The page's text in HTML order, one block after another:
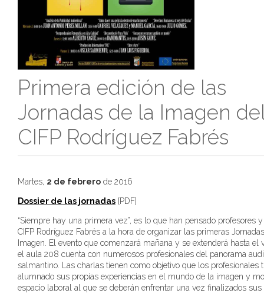
Primera edición de las
Jornadas de la Imagen
CIFP Rodríguez Fabrés
Martes, 2 de febrero de 2016
Dossier de las jornadas [PDF]
“Siempre hay una primera vez”, es lo que han pensado profesores
CIFP Rodríguez Fabrés a la hora de organizar las primeras
Imagen. El evento que comenzará mañana y se extenderá hasta el
el aula 208 cuenta con numerosos profesionales del panorama
salmantino. Las charlas tienen como objetivo que los profesionales
alumnado sus propias experiencias en el mundo de la imagen y
espacio laboral al que se deberán enfrentar una vez finalizados sus